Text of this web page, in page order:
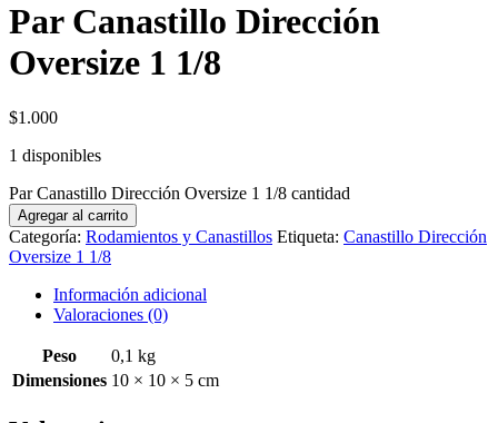
Par Canastillo Dirección
Oversize 1 1/8
$1.000
1 disponibles
Par Canastillo Dirección Oversize 1 1/8 cantidad
Agregar al carrito
Categoría: Rodamientos y Canastillos Etiqueta: Canastillo Dirección
Oversize 1 1/8
Información adicional
Valoraciones (0)
Peso
0,1 kg
Dimensiones 10 × 10 × 5 cm